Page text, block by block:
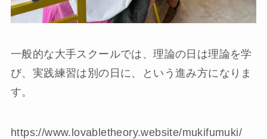
一般的な大手スクールでは、理論の日は理論を学
び、実践練習は別の日に、という進み方になりま
す。
https://www.lovabletheory.website/mukifumuki/